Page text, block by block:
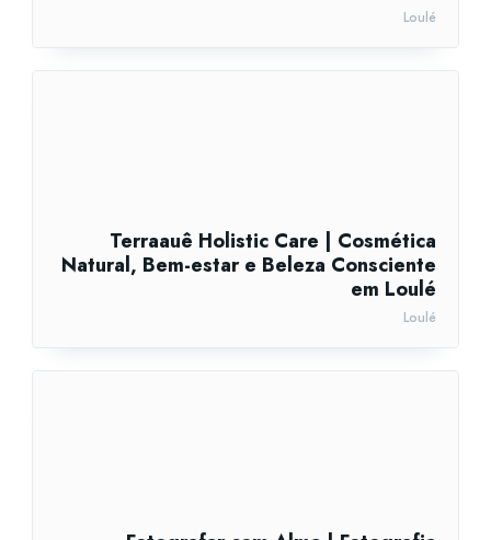
Loulé
Terraauê Holistic Care | Cosmética
Natural, Bem-estar e Beleza Consciente
em Loulé
Loulé